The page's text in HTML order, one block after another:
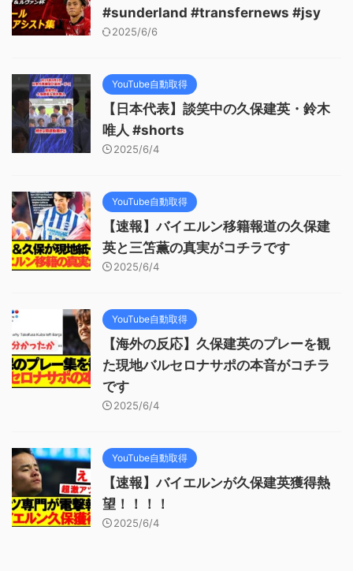
#sunderland #transfernews #jsy
2025/6/6
YouTube自動取得
【日本代表】談笑中の久保建英・鈴木
唯人 #shorts
2025/6/4
YouTube自動取得
【速報】バイエルン移籍報道の久保建
英と三笘薫の真実がコチラです
2025/6/4
YouTube自動取得
【海外の反応】久保建英のプレーを観
た現地バルセロナサポの本音がコチラ
です
2025/6/4
YouTube自動取得
【速報】バイエルンが久保建英獲得熱
望！！！！
2025/6/4